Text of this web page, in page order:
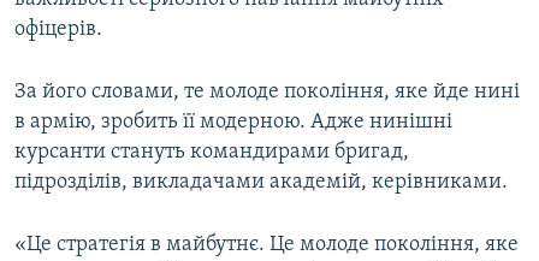
офіцерів.
За його словами, те молоде покоління, яке йде нині
в армію, зробить її модерною. Адже нинішні
курсанти стануть командирами бригад,
підрозділів, викладачами академій, керівниками.
«Це стратегія в майбутнє. Це молоде покоління, яке